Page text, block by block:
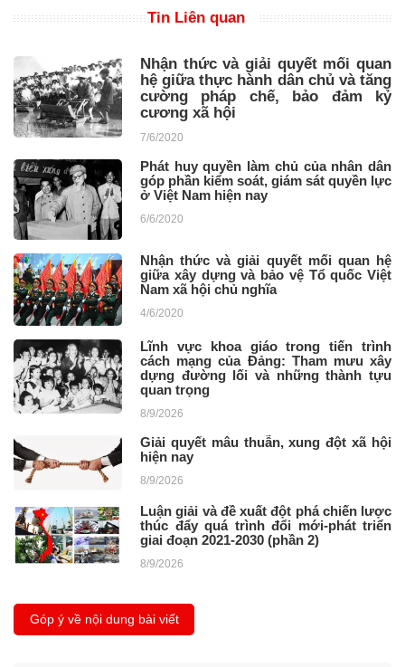
Tin Liên quan
Nhận thức và giải quyết mối quan
hệ giữa thực hành dân chủ và tăng
cường pháp chế, bảo đảm kỷ
cương xã hội
7/6/2020
Phát huy quyền làm chủ của nhân dân
góp phần kiểm soát, giám sát quyền lực
ở Việt Nam hiện nay
6/6/2020
Nhận thức và giải quyết mối quan hệ
giữa xây dựng và bảo vệ Tổ quốc Việt
Nam xã hội chủ nghĩa
4/6/2020
Lĩnh vực khoa giáo trong tiến trình
cách mạng của Đảng: Tham mưu xây
dựng đường lối và những thành tựu
quan trọng
8/9/2026
Giải quyết mâu thuẫn, xung đột xã hội
hiện nay
8/9/2026
Luận giải và đề xuất đột phá chiến lược
thúc đẩy quá trình đổi mới-phát triển
giai đoạn 2021-2030 (phần 2)
8/9/2026
Góp ý về nội dung bài viết